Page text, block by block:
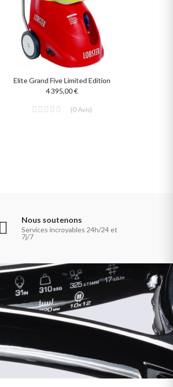
Elite Grand Five Limited Edition
4 395,00 €
(0Avis)
Nous soutenons
Services incroyables 24h/24 et
7j/7